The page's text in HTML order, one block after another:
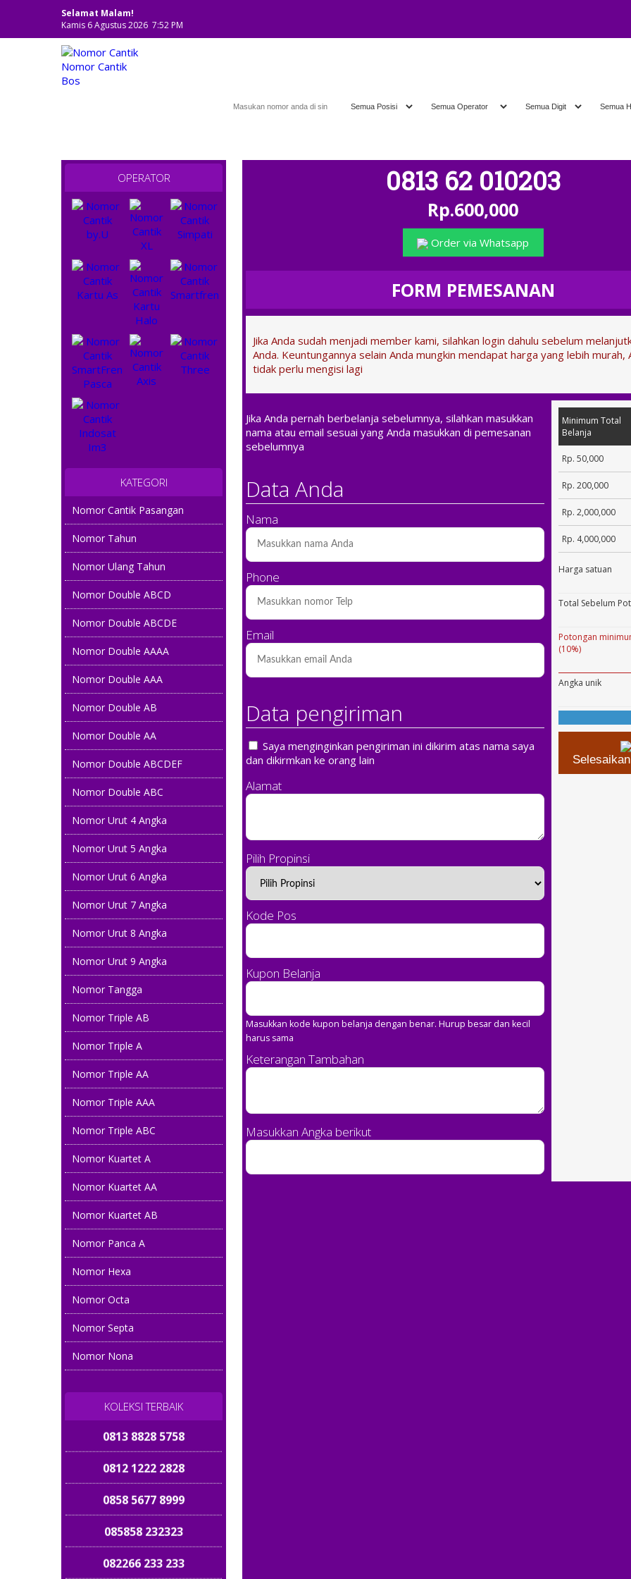
Selamat Malam!
Kamis 6 Agustus 2026 7:52 PM
OPERATOR
KATEGORI
Nomor Cantik Pasangan
Nomor Tahun
Nomor Ulang Tahun
Nomor Double ABCD
Nomor Double ABCDE
Nomor Double AAAA
Nomor Double AAA
Nomor Double AB
Nomor Double AA
Nomor Double ABCDEF
Nomor Double ABC
Nomor Urut 4 Angka
Nomor Urut 5 Angka
Nomor Urut 6 Angka
Nomor Urut 7 Angka
Nomor Urut 8 Angka
Nomor Urut 9 Angka
Nomor Tangga
Nomor Triple AB
Nomor Triple A
Nomor Triple AA
Nomor Triple AAA
Nomor Triple ABC
Nomor Kuartet A
Nomor Kuartet AA
Nomor Kuartet AB
Nomor Panca A
Nomor Hexa
Nomor Octa
Nomor Septa
Nomor Nona
KOLEKSI TERBAIK
081 5959 3888
081 6622 805
08222 99999 37
081317 787 787
0822 60 819 819
0858 7080 7999
081 5656 5858
08222 777 8989
085 777777 600
085 899 899 168
0813 8828 5758
0812 1222 2828
0858 5677 8999
085858 232323
082266 233 233
0813 62 010203
Rp.600,000
Order via Whatsapp
FORM PEMESANAN
Jika Anda sudah menjadi member kami, silahkan login dahulu sebelum
Anda. Keuntungannya selain Anda mungkin mendapat harga yang lebih murah,
tidak perlu mengisi lagi
Jika Anda pernah berbelanja sebelumnya, silahkan masukkan
nama atau email sesuai yang Anda masukkan di pemesanan
sebelumnya
Data Anda
Nama
Phone
Email
Data pengiriman
Saya menginginkan pengiriman ini dikirim atas nama saya
dan dikirmkan ke orang lain
Alamat
Pilih Propinsi
Kode Pos
Kupon Belanja
Masukkan kode kupon belanja dengan benar. Hurup besar dan kecil
harus sama
Keterangan Tambahan
Masukkan Angka berikut
Minimum Total
Belanja
Rp. 50,000
Rp. 200,000
Rp. 2,000,000
Rp. 4,000,000
Harga satuan
Total Sebelum
Potongan
(10%)
Angka unik